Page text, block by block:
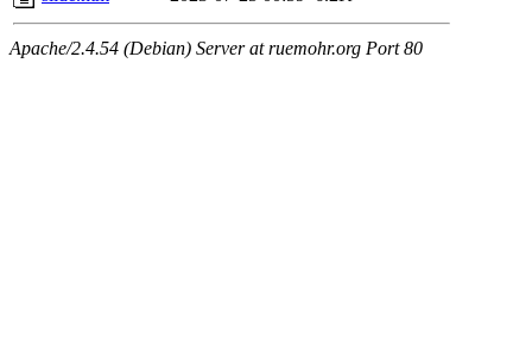
Apache/2.4.54 (Debian) Server at ruemohr.org Port 80